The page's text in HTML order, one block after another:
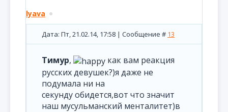
lyava
Дата: Пт, 21.02.14, 17:58 | Сообщение # 13
Тимур,
как вам реакция
русских девушек?)я даже не
подумала ни на
секунду обидется,вот что значит
наш мусульманский менталитет)в